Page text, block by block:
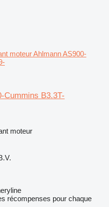
moteur Ahlmann AS900-
Cummins B3.3T-
moteur
récompenses pour chaque